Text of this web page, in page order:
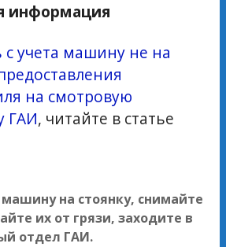
информация
с учета машину не на
на смотровую
ГАИ, читайте в статье
на стоянку, снимайте
их от грязи, заходите в
отдел ГАИ.